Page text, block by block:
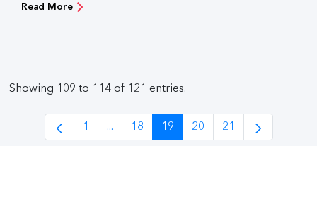
Read More
Showing 109 to 114 of 121 entries.
Page
1 ...
Intermediate Pages Use TAB to navigate.
Page
18
Page
19
Page
20
Page
21